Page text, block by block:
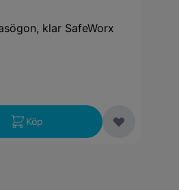
klar SafeWorx
Köp